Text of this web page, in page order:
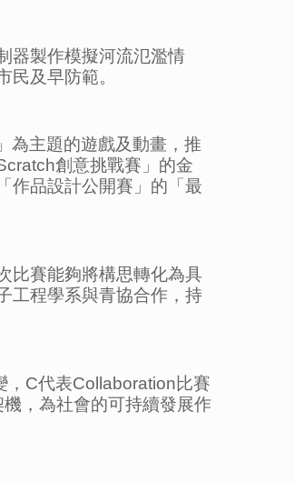
器製作模擬河流氾濫情
及早防範。
為主題的遊戲及動畫，推
創意挑戰賽」的金
作品設計公開賽」的「最
比賽能夠將構思轉化為具
工程學系與青協合作，持
，C代表Collaboration比賽
，為社會的可持續發展作